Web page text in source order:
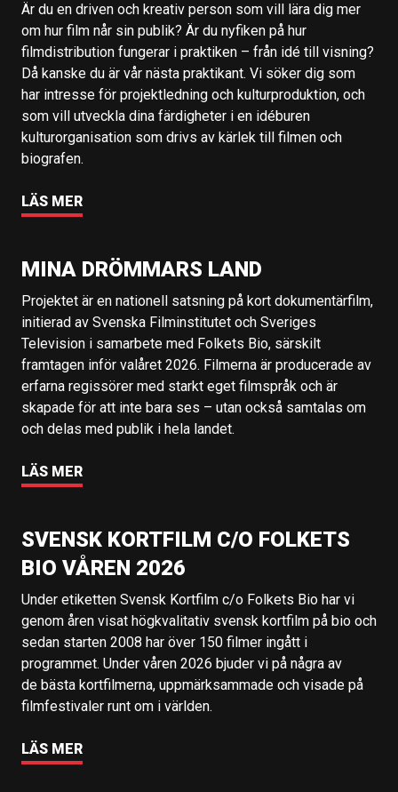
Är du en driven och kreativ person som vill lära dig mer
om hur film når sin publik? Är du nyfiken på hur
filmdistribution fungerar i praktiken – från idé till visning?
Då kanske du är vår nästa praktikant. Vi söker dig som
har intresse för projektledning och kulturproduktion, och
som vill utveckla dina färdigheter i en idéburen
kulturorganisation som drivs av kärlek till filmen och
biografen.
LÄS MER
MINA DRÖMMARS LAND
Projektet är en nationell satsning på kort dokumentärfilm,
initierad av Svenska Filminstitutet och Sveriges
Television i samarbete med Folkets Bio, särskilt
framtagen inför valåret 2026. Filmerna är producerade av
erfarna regissörer med starkt eget filmspråk och är
skapade för att inte bara ses – utan också samtalas om
och delas med publik i hela landet.
LÄS MER
SVENSK KORTFILM C/O FOLKETS
BIO VÅREN 2026
Under etiketten Svensk Kortfilm c/o Folkets Bio har vi
genom åren visat högkvalitativ svensk kortfilm på bio och
sedan starten 2008 har över 150 filmer ingått i
programmet. Under våren 2026 bjuder vi på några av
de bästa kortfilmerna, uppmärksammade och visade på
filmfestivaler runt om i världen.
LÄS MER